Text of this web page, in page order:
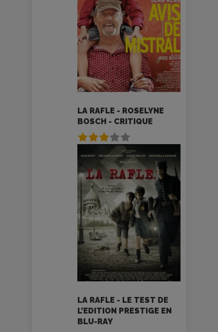
LA RAFLE - ROSELYNE
BOSCH - CRITIQUE
LA RAFLE - LE TEST DE
L’EDITION PRESTIGE EN
BLU-RAY